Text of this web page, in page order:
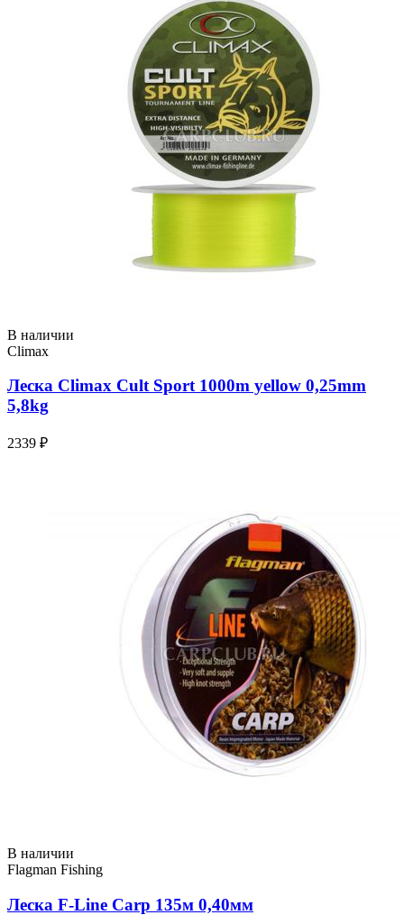
В наличии
Climax
Леска Climax Cult Sport 1000m yellow 0,25mm
5,8kg
2339 ₽
В наличии
Flagman Fishing
Леска F-Line Carp 135м 0,40мм